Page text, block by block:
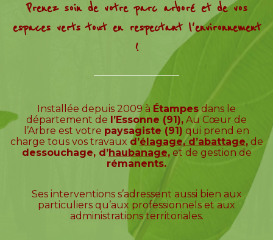
Prenez soin de votre parc arboré et de vos
espaces verts tout en respectant l'environnement
!
Installée depuis 2009 à Étampesdans le
département de l’Essonne (91), Au Cœur de
l’Arbre est votre paysagiste (91) qui prend en
charge tous vos travaux d’élagage, d’abattage,de
dessouchage, d’haubanage,et de gestion de
rémanents.
Ses interventions s’adressent aussi bien aux
particuliers qu’aux professionnels et aux
administrations territoriales.